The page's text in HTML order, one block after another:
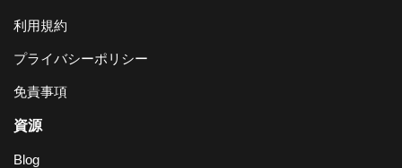
利用規約
プライバシーポリシー
免責事項
資源
Blog